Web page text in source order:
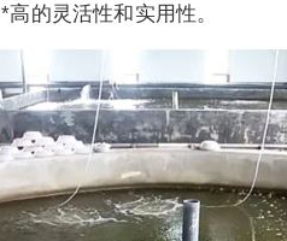
的灵活性和实用性。